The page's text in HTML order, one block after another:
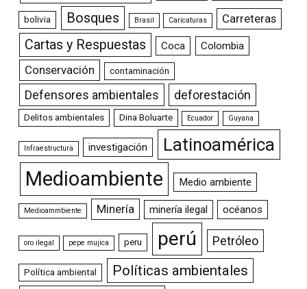
bolivia Bosques Brasil Caricaturas Carreteras
Cartas y Respuestas Coca Colombia
Conservación contaminación
Defensores ambientales deforestación
Delitos ambientales Dina Boluarte Ecuador Guyana
Infraestructura investigación Latinoamérica
Medioambiente Medio ambiente
Medioammbiente Minería minería ilegal océanos
oro ilegal pepe mujica peru perú Petróleo
Política ambiental Políticas ambientales